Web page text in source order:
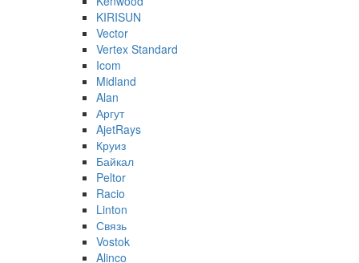
KIRISUN
Vector
Vertex Standard
Icom
Midland
Alan
Аргут
AjetRays
Круиз
Байкал
Peltor
Racio
Linton
Связь
Vostok
Alinco